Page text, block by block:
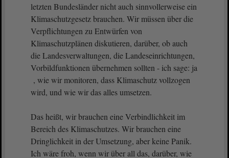
letzten Bundesländer nicht auch sinnvollerweise ein
Klimaschutzgesetz brauchen. Wir müssen über die
Verpflichtungen zu Entwürfen von
Klimaschutzplänen diskutieren, darüber, ob auch
die Landesverwaltungen, die Landeseinrichtungen,
Vorbildfunktionen übernehmen sollten - ich sage: ja
, wie wir monitoren, dass Klimaschutz vollzogen
wird, und wie wir das alles umsetzen.
Das heißt, wir brauchen eine Verbindlichkeit im
Bereich des Klimaschutzes. Wir brauchen eine
Dringlichkeit in der Umsetzung, aber keine Panik.
Ich wäre froh, wenn wir über all das, darüber, wie